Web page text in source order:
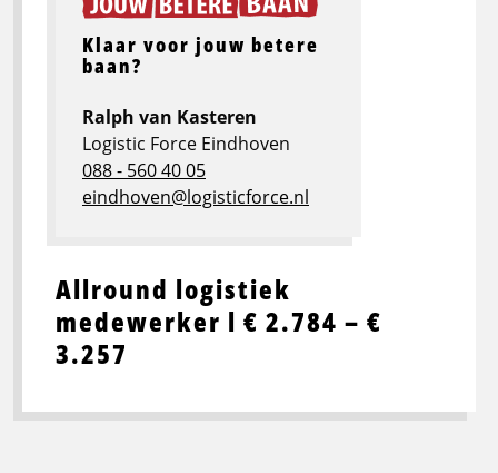
Allround logistiek
medewerker l € 2.784 – €
3.257
Klaar voor jouw betere
baan?
Ralph van Kasteren
Logistic Force Eindhoven
088 - 560 40 05
eindhoven@logisticforce.nl